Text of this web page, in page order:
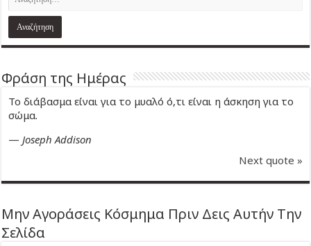
Φράση της Ημέρας
Το διάβασμα είναι για το μυαλό ό,τι είναι η άσκηση για το
σώμα.
—Joseph Addison
Next quote »
Μην Αγοράσεις Κόσμημα Πριν Δεις Αυτήν Την
Σελίδα